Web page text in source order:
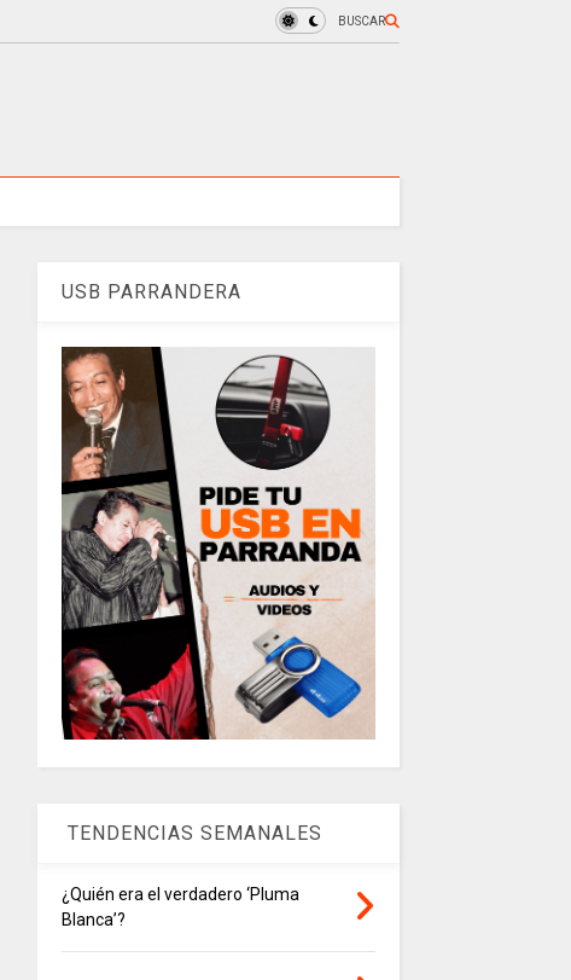
BUSCAR
USB PARRANDERA
TENDENCIAS SEMANALES
¿Quién era el verdadero ‘Pluma
Blanca’?